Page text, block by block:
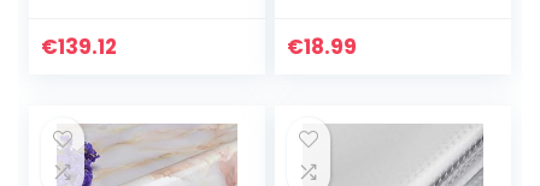
Woonkamer TV
€139.12
pvc, decoratiefolie,
€18.99